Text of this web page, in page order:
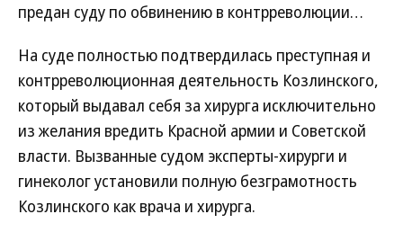
предан суду по обвинению в контрреволюции…
На суде полностью подтвердилась преступная и
контрреволюционная деятельность Козлинского,
который выдавал себя за хирурга исключительно
из желания вредить Красной армии и Советской
власти. Вызванные судом эксперты-хирурги и
гинеколог установили полную безграмотность
Козлинского как врача и хирурга.